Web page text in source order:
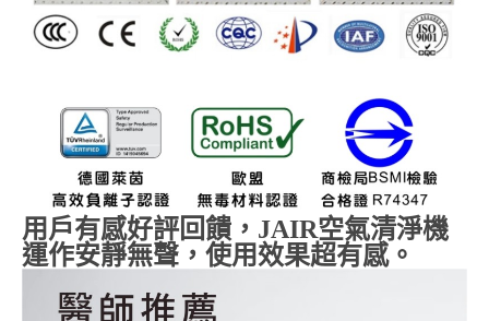
用戶有感好評回饋， JAIR空氣清淨機
運作安靜無聲，使用效果超有感。